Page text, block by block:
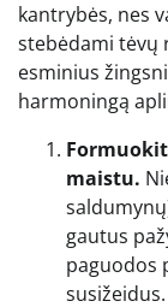
kantrybės, nes
stebėdami tėvų
esminius
harmoningą
maistu.
gautus
paguodos